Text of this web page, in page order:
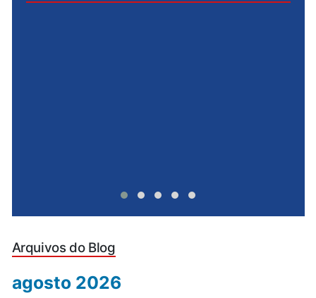
Arquivos do Blog
agosto 2026